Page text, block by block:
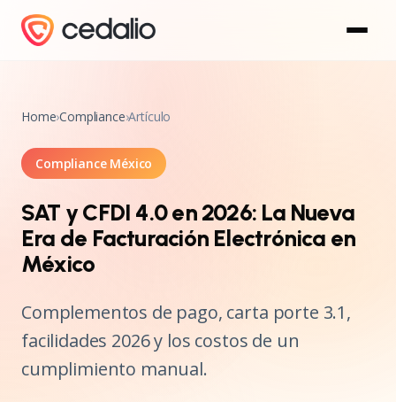
Home›Compliance›Artículo
Compliance México
SAT y CFDI 4.0 en 2026: La Nueva
Era de Facturación Electrónica en
México
Complementos de pago, carta porte 3.1,
facilidades 2026 y los costos de un
cumplimiento manual.